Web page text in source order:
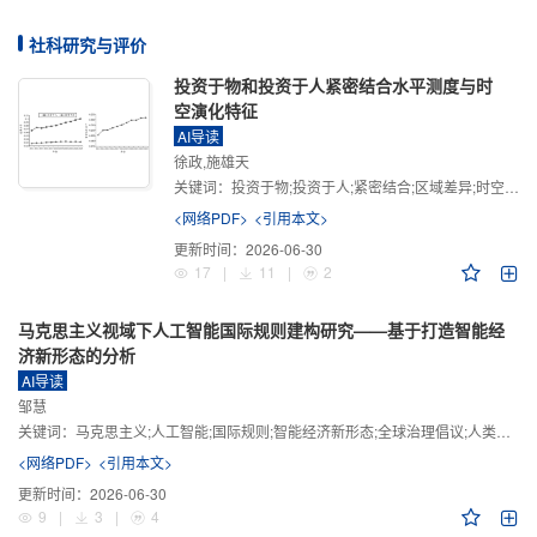
社科研究与评价
投资于物和投资于人紧密结合水平测度与时
空演化特征
AI导读
徐政,施雄天
关键词： 投资于物;投资于人;紧密结合;区域差异;时空演化
<网络PDF> <引用本文>
更新时间： 2026-06-30
17
| 11 | 2
马克思主义视域下人工智能国际规则建构研究——基于打造智能经
济新形态的分析
AI导读
邹慧
关键词： 马克思主义;人工智能;国际规则;智能经济新形态;全球治理倡议;人类命运共同体
<网络PDF> <引用本文>
更新时间： 2026-06-30
9
| 3 | 4